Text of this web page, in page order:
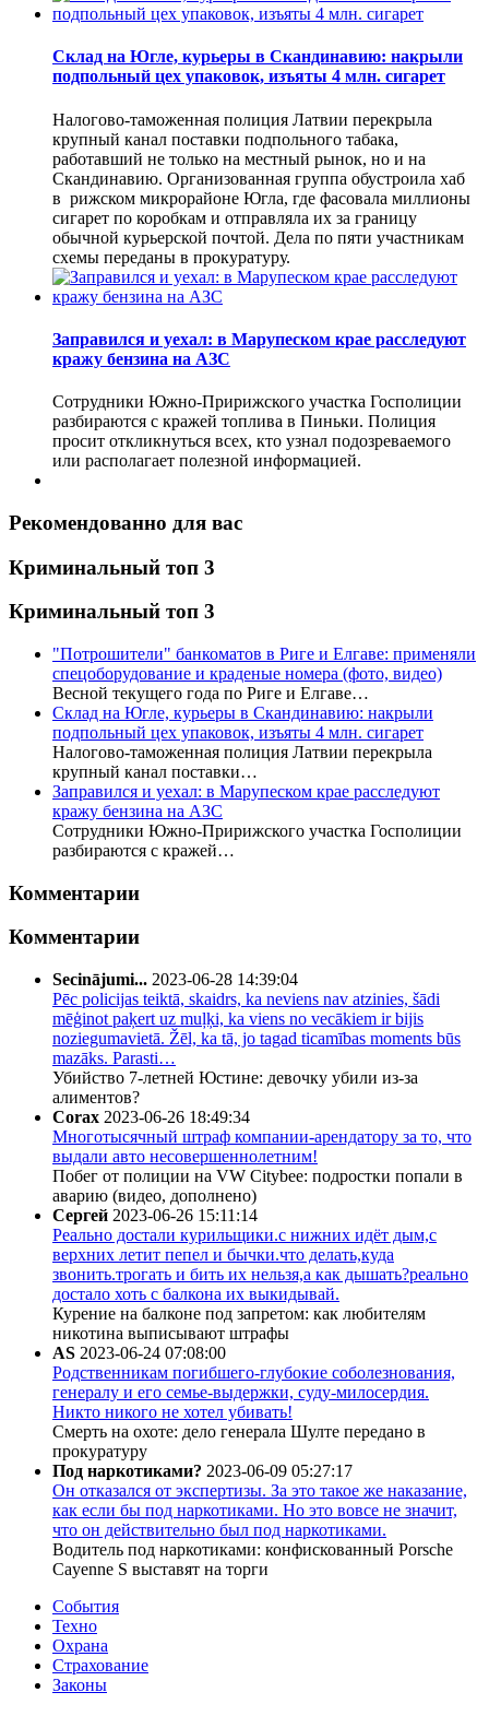
Склад на Югле, курьеры в Скандинавию: накрыли
подпольный цех упаковок, изъяты 4 млн. сигарет
Налогово-таможенная полиция Латвии перекрыла
крупный канал поставки подпольного табака,
работавший не только на местный рынок, но и на
Скандинавию. Организованная группа обустроила хаб
в рижском микрорайоне Югла, где фасовала миллионы
сигарет по коробкам и отправляла их за границу
обычной курьерской почтой. Дела по пяти участникам
схемы переданы в прокуратуру.
Заправился и уехал: в Марупеском крае расследуют
кражу бензина на АЗС
Сотрудники Южно-Пририжского участка Госполиции
разбираются с кражей топлива в Пиньки. Полиция
просит откликнуться всех, кто узнал подозреваемого
или располагает полезной информацией.
Рекомендованно для вас
Криминальный топ 3
Криминальный топ 3
"Потрошители" банкоматов в Риге и Елгаве: применяли
спецоборудование и краденые номера (фото, видео)
Весной текущего года по Риге и Елгаве…
Склад на Югле, курьеры в Скандинавию: накрыли
подпольный цех упаковок, изъяты 4 млн. сигарет
Налогово-таможенная полиция Латвии перекрыла
крупный канал поставки…
Заправился и уехал: в Марупеском крае расследуют
кражу бензина на АЗС
Сотрудники Южно-Пририжского участка Госполиции
разбираются с кражей…
Комментарии
Комментарии
Secinājumi... 2023-06-28 14:39:04
Pēc policijas teiktā, skaidrs, ka neviens nav atzinies, šādi
mēģinot paķert uz muļķi, ka viens no vecākiem ir bijis
noziegumavietā. Žēl, ka tā, jo tagad ticamības moments būs
mazāks. Parasti…
Убийство 7-летней Юстине: девочку убили из-за
алиментов?
Corax 2023-06-26 18:49:34
Многотысячный штраф компании-арендатору за то, что
выдали авто несовершеннолетним!
Побег от полиции на VW Citybee: подростки попали в
аварию (видео, дополнено)
Сергей 2023-06-26 15:11:14
Реально достали курильщики.с нижних идёт дым,с
верхних летит пепел и бычки.что делать,куда
звонить.трогать и бить их нельзя,а как дышать?реально
достало хоть с балкона их выкидывай.
Курение на балконе под запретом: как любителям
никотина выписывают штрафы
AS 2023-06-24 07:08:00
Родственникам погибшего-глубокие соболезнования,
генералу и его семье-выдержки, суду-милосердия.
Никто никого не хотел убивать!
Смерть на охоте: дело генерала Шулте передано в
прокуратуру
Под наркотиками? 2023-06-09 05:27:17
Он отказался от экспертизы. За это такое же наказание,
как если бы под наркотиками. Но это вовсе не значит,
что он действительно был под наркотиками.
Водитель под наркотиками: конфискованный Porsche
Cayenne S выставят на торги
События
Техно
Охрана
Страхование
Законы